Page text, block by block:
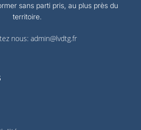
sans parti pris, au plus près du
territoire.
nous: admin@lvdtg.fr